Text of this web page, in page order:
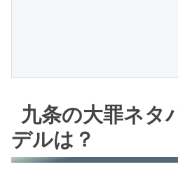
九条の大罪ネタ
デルは？